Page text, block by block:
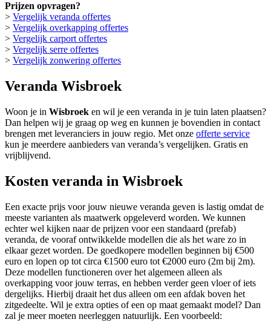
Prijzen opvragen?
> Vergelijk veranda offertes
> Vergelijk overkapping offertes
> Vergelijk carport offertes
> Vergelijk serre offertes
> Vergelijk zonwering offertes
Veranda Wisbroek
Woon je in Wisbroek en wil je een veranda in je tuin laten plaatsen?
Dan helpen wij je graag op weg en kunnen je bovendien in contact
brengen met leveranciers in jouw regio. Met onze offerte service
kun je meerdere aanbieders van veranda’s vergelijken. Gratis en
vrijblijvend.
Kosten veranda in Wisbroek
Een exacte prijs voor jouw nieuwe veranda geven is lastig omdat de
meeste varianten als maatwerk opgeleverd worden. We kunnen
echter wel kijken naar de prijzen voor een standaard (prefab)
veranda, de vooraf ontwikkelde modellen die als het ware zo in
elkaar gezet worden. De goedkopere modellen beginnen bij €500
euro en lopen op tot circa €1500 euro tot €2000 euro (2m bij 2m).
Deze modellen functioneren over het algemeen alleen als
overkapping voor jouw terras, en hebben verder geen vloer of iets
dergelijks. Hierbij draait het dus alleen om een afdak boven het
zitgedeelte. Wil je extra opties of een op maat gemaakt model? Dan
zal je meer moeten neerleggen natuurlijk. Een voorbeeld: